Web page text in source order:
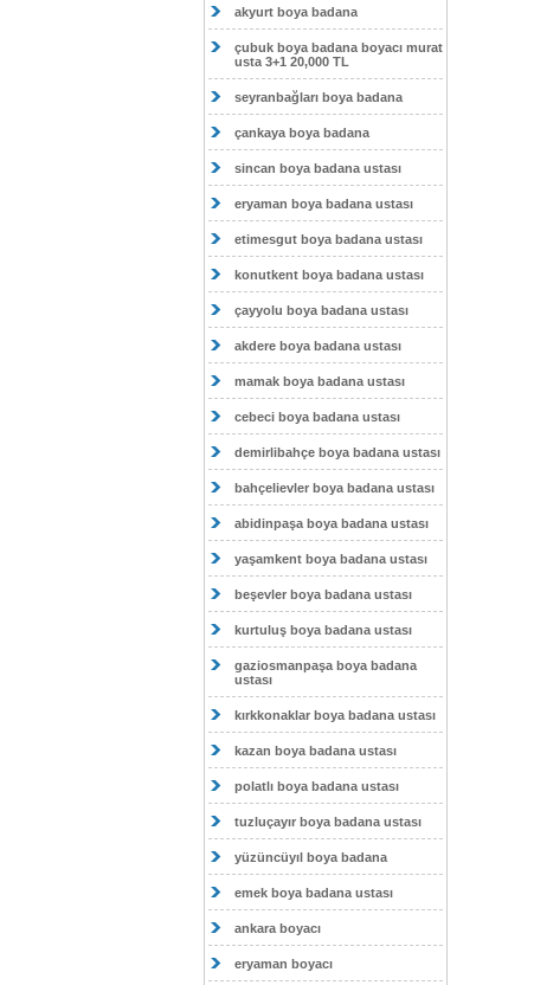
akyurt boya badana
çubuk boya badana boyacı murat
usta 3+1 20,000 TL
seyranbağları boya badana
çankaya boya badana
sincan boya badana ustası
eryaman boya badana ustası
etimesgut boya badana ustası
konutkent boya badana ustası
çayyolu boya badana ustası
akdere boya badana ustası
mamak boya badana ustası
cebeci boya badana ustası
demirlibahçe boya badana ustası
bahçelievler boya badana ustası
abidinpaşa boya badana ustası
yaşamkent boya badana ustası
beşevler boya badana ustası
kurtuluş boya badana ustası
gaziosmanpaşa boya badana
ustası
kırkkonaklar boya badana ustası
kazan boya badana ustası
polatlı boya badana ustası
tuzluçayır boya badana ustası
yüzüncüyıl boya badana
emek boya badana ustası
ankara boyacı
eryaman boyacı